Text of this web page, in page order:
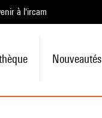
à l'ircam
Nouveautés